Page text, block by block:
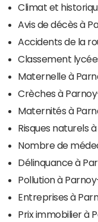
Climat et
Avis de décès à
Accidents de la
Classement
Maternelle à
Crèches à
Maternités à
Risques naturels
Nombre de
Délinquance à
Pollution à
Entreprises à
Prix immobilier à